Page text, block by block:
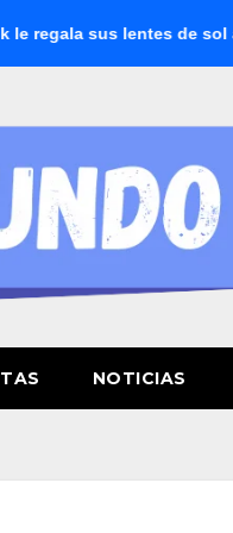
lentes de sol a una
NOTICIAS